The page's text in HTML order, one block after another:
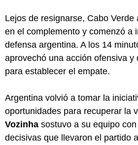
Lejos de resignarse, Cabo
en el complemento y comenzó a
defensa argentina. A los 14
aprovechó una acción ofensiva y
para establecer el empate.
Argentina volvió a tomar la
oportunidades para recuperar la
Vozinha sostuvo a su equipo
decisivas que llevaron el partido